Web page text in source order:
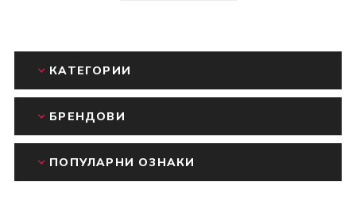
КАТЕГОРИИ
БРЕНДОВИ
ПОПУЛАРНИ ОЗНАКИ